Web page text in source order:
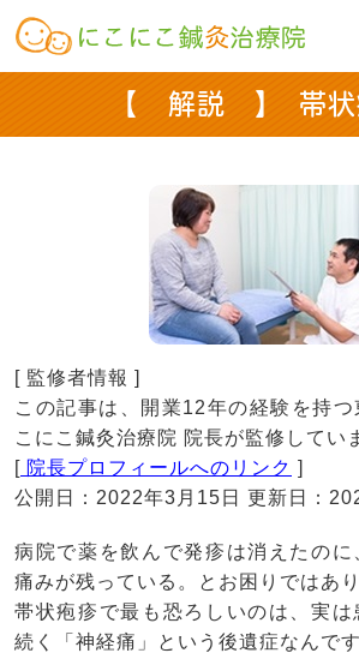
【 解説 】 帯状
[ 監修者情報 ]
この記事は、開業12年の経験を持
こにこ鍼灸治療院 院長が監修してい
[ 院長プロフィールへのリンク ]
公開日：2022年3月15日 更新日：
病院で薬を飲んで発疹は消えたのに
痛みが残っている。とお困りではあ
帯状疱疹で最も恐ろしいのは、実は
続く「神経痛」という後遺症なんです